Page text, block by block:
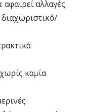
αφαιρεί αλλαγές
διαχωριστικό/
καμία